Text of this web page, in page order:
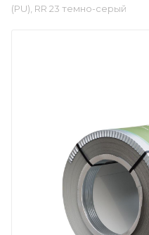
(PU), RR 23 темно-серый